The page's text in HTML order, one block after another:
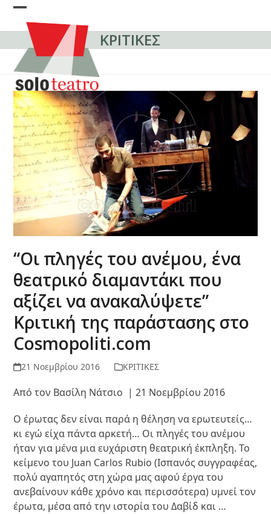
Skip
content
Open
mobile
menu
Close
mobile
menu
ΚΡΙΤΙΚΕΣ
“Οι πληγές του ανέμου, ένα
θεατρικό διαμαντάκι που
αξίζει να ανακαλύψετε”
Κριτική της παράστασης στο
Cosmopoliti.com
21 Νοεμβρίου 2016 ΚΡΙΤΙΚΕΣ
Από τον Βασίλη Νάτσιο | 21 Νοεμβρίου 2016
Ο έρωτας δεν είναι παρά η θέληση να ερωτευτείς…
κι εγώ είχα πάντα αρκετή… Οι πληγές του ανέμου
ήταν για μένα μια ευχάριστη θεατρική έκπληξη. Το
κείμενο του Juan Carlos Rubio (Ισπανός συγγραφέας,
πολύ αγαπητός στη χώρα μας αφού έργα του
ανεβαίνουν κάθε χρόνο και περισσότερα) υμνεί τον
έρωτα, μέσα από την ιστορία του Δαβίδ και …